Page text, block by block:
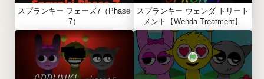
スプランキー フェーズ7（Phase
7）
スプランキー ウェンダ トリート
メント【Wenda Treatment】